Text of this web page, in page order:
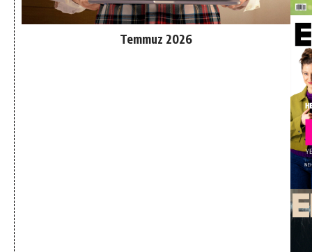
Temmuz 2026